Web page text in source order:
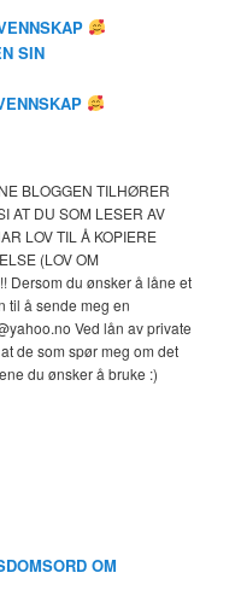
SIN
BLOGGEN TILHØRER
AT DU SOM LESER AV
LOV TIL Å KOPIERE
(LOV OM
Dersom du ønsker å låne et
til å sende meg en
Ved lån av private
de som spør meg om det
du ønsker å bruke :)
OM